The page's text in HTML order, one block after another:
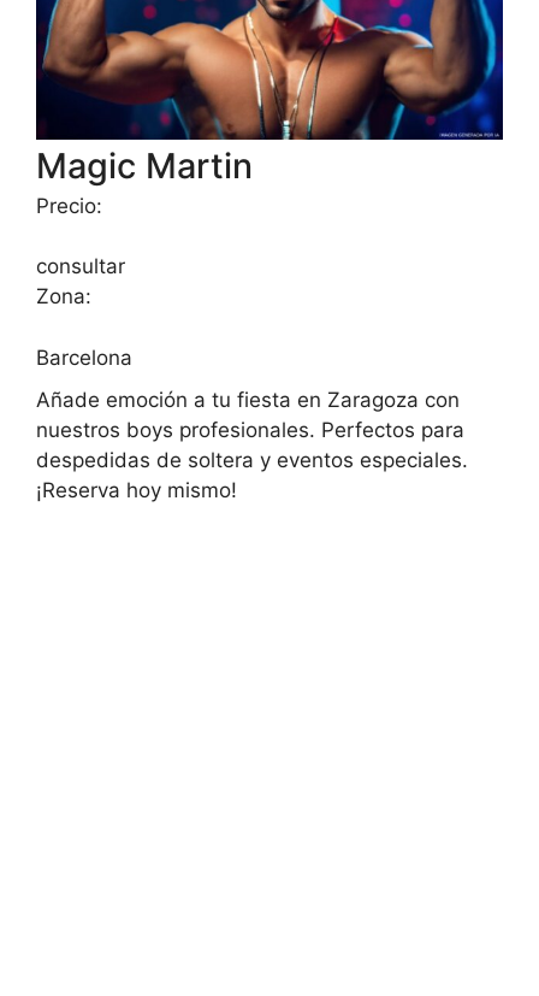
Magic Martin
Precio:
consultar
Zona:
Barcelona
Añade emoción a tu fiesta en Zaragoza con
nuestros boys profesionales. Perfectos para
despedidas de soltera y eventos especiales.
¡Reserva hoy mismo!